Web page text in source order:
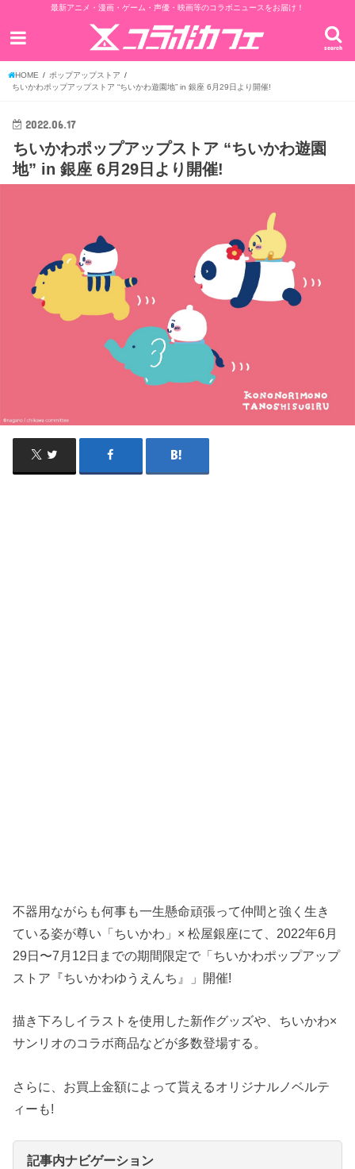
最新アニメ・漫画・ゲーム・声優・映画等のコラボニュースをお届け！
search
HOME
ポップアップストア
ちいかわポップアップストア “ちいかわ遊園地” in 銀座 6月29日より開催!
2022.06.17
ちいかわポップアップストア “ちいかわ遊園
地” in 銀座 6月29日より開催!
不器用ながらも何事も一生懸命頑張って仲間と強く生き
ている姿が尊い「ちいかわ」× 松屋銀座にて、2022年6月
29日〜7月12日までの期間限定で「ちいかわポップアップ
ストア『ちいかわゆうえんち』」開催!
描き下ろしイラストを使用した新作グッズや、ちいかわ×
サンリオのコラボ商品などが多数登場する。
さらに、お買上金額によって貰えるオリジナルノベルテ
ィーも!
記事内ナビゲーション